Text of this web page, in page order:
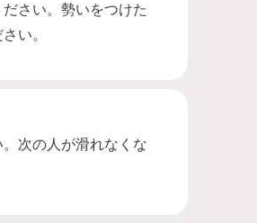
さい。勢いをつけた
い。
次の人が滑れなくな